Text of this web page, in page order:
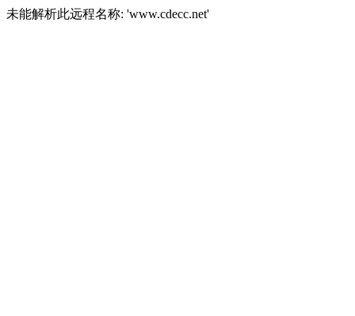
未能解析此远程名称: 'www.cdecc.net'